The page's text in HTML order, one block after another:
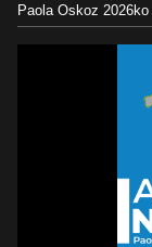
Paola Oskoz